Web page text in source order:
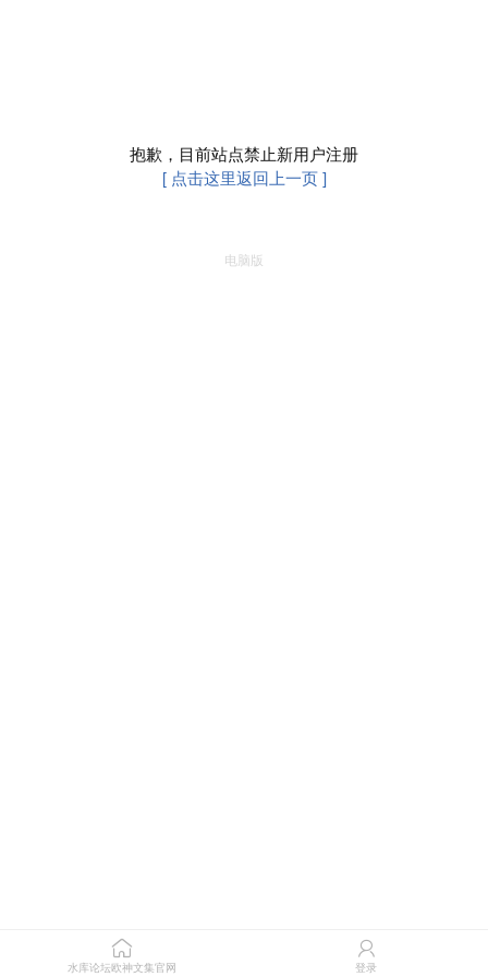
抱歉，目前站点禁止新用户注册
[ 点击这里返回上一页 ]
电脑版
水库论坛欧神文集官网 登录